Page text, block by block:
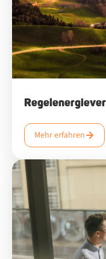
Mehr erfahren